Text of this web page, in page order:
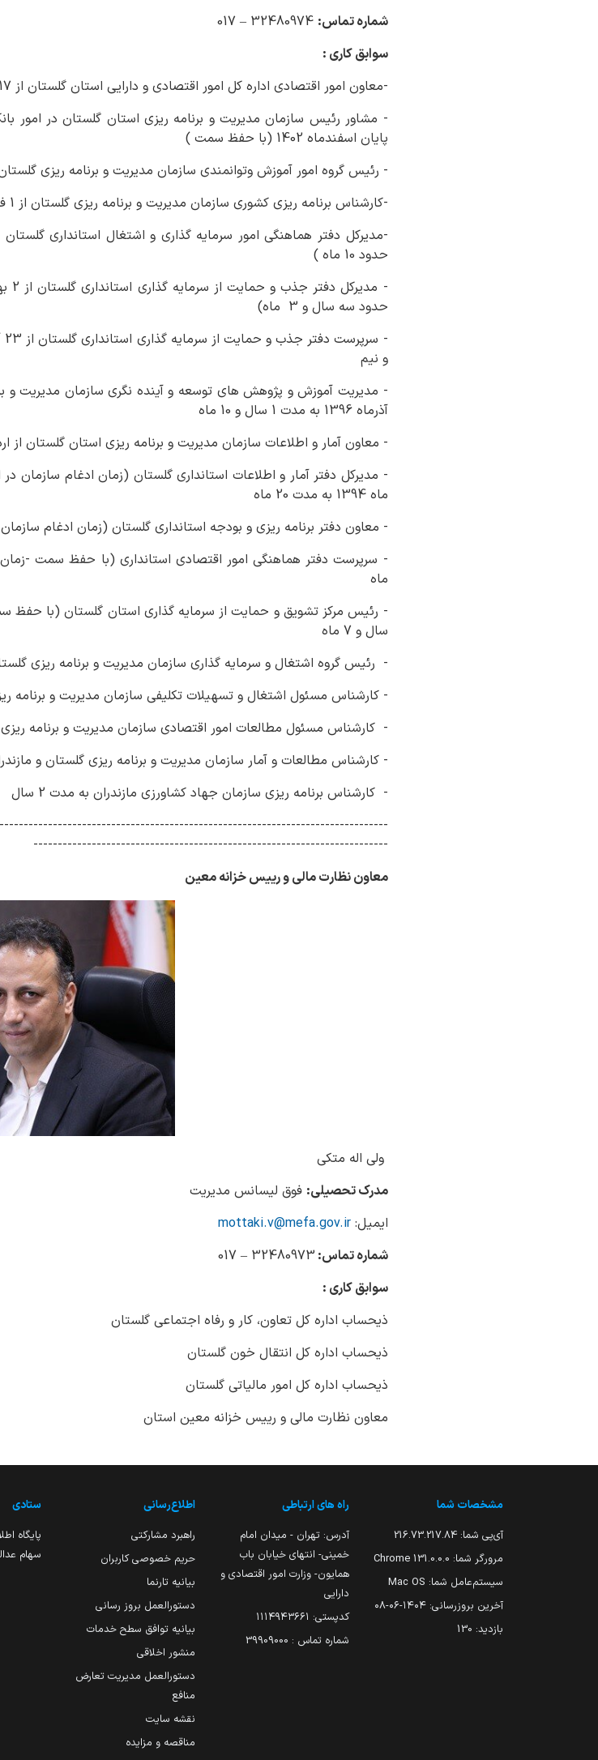
شماره تماس: 32480974 – 017
سوابق کاری :
-معاون امور اقتصادی اداره کل امور اقتصادی و دارایی استان گلستان از 17 اردیبهشت ماه 1403 تا کنون
پایان اسفندماه 1402 (با حفظ سمت )
- رئیس گروه امور آموزش وتوانمندی سازمان مدیریت و برنامه ریزی گلستان از اول شهریور 1401 تا
-کارشناس برنامه ریزی کشوری سازمان مدیریت و برنامه ریزی گلستان از 1 فروردین ماه 1401 تا پایان مرداد ماه 1401 ( 5 ماه )
حدود 10 ماه )
حدود سه سال و 3 ماه)
و نیم
آذرماه 1396 به مدت 1 سال و 10 ماه
- معاون آمار و اطلاعات سازمان مدیریت و برنامه ریزی استان گلستان از اردیبهشت ماه 94 لغایت
ماه 1394 به مدت 20 ماه
- معاون دفتر برنامه ریزی و بودجه استانداری گلستان (زمان ادغام سازمان در
ماه
سال و 7 ماه
- رئیس گروه اشتغال و سرمایه گذاری سازمان مدیریت و برنامه ریزی گلستان به مدت
- کارشناس مسئول اشتغال و تسهیلات تکلیفی سازمان مدیریت و برنامه ریزی
- کارشناس مسئول مطالعات امور اقتصادی سازمان مدیریت و برنامه ریزی استان به
- کارشناس مطالعات و آمار سازمان مدیریت و برنامه ریزی گلستان و مازندران به مدت
- کارشناس برنامه ریزی سازمان جهاد کشاورزی مازندران به مدت 2 سال
-------------------------------------------------------------------------
معاون نظارت مالی و رییس خزانه معین
ولی اله متکی
مدرک تحصیلی: فوق لیسانس مدیریت
ایمیل:mottaki.v@mefa.gov.ir
شماره تماس: 32480973 – 017
سوابق کاری :
ذیحساب اداره کل تعاون، کار و رفاه اجتماعی گلستان
ذیحساب اداره کل انتقال خون گلستان
ذیحساب اداره کل امور مالیاتی گلستان
معاون نظارت مالی و رییس خزانه معین استان
مشخصات شما
آی‌پی شما: 216.73.217.84
مرورگر شما: 131.0.0.0 Chrome
سیستم‌عامل شما: Mac OS
آخرین بروزرسانی: ۱۴۰۴-۰۶-۰۸
بازدید: 130
راه های ارتباطی
آدرس: تهران - میدان امام
خمینی- انتهای خیابان باب
همایون- وزارت امور اقتصادی و
دارایی
کدپستی: ۱۱۱۴۹۴۳۶۶۱
شماره تماس : 39909000
اطلاع‌رسانی
راهبرد مشارکتی
حریم خصوصی کاربران
بیانیه تارنما
دستورالعمل بروز رسانی
بیانیه توافق سطح خدمات
منشور اخلاقی
دستورالعمل مدیریت تعارض
منافع
نقشه سایت
مناقصه و مزایده
ستادی
پایگاه
سهام